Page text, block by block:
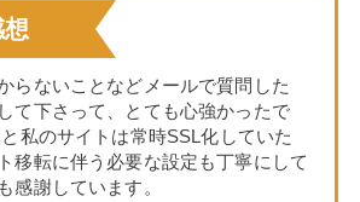
らないことなどメールで質問した
て下さって、とても心強かったで
私のサイトは常時SSL化していた
移転に伴う必要な設定も丁寧にして
感謝しています。